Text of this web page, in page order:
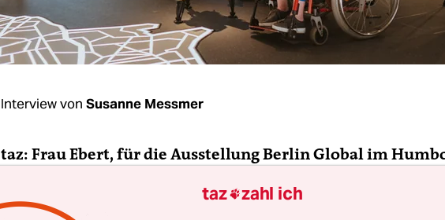
Interview von Susanne Messmer
taz: Frau Ebert, für die Ausstellung Berlin Global im
es dort?
taz zahl ich